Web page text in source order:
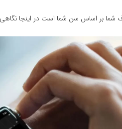
بر اساس سن شما است در اینجا